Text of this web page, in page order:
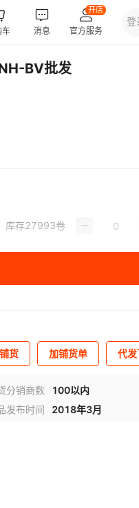
BV批发
库存27993卷
货 加铺货单 代
分销商数
100以内
发布时间 2018年3月